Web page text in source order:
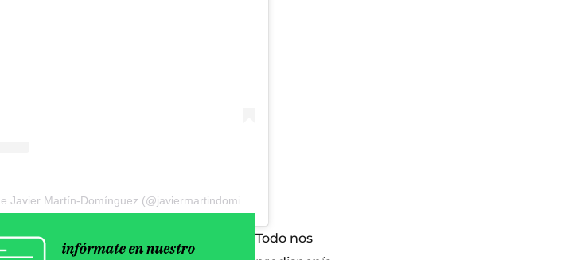
Una publicación compartida de Javier Martín-Domínguez (@javiermartindominguez)
Todo nos